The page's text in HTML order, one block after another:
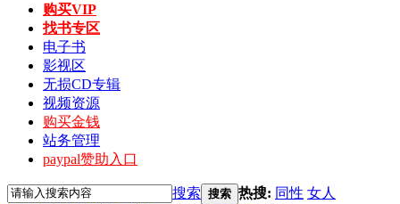
购买VIP
找书专区
电子书
影视区
无损CD专辑
视频资源
购买金钱
站务管理
paypal赞助入口
搜索 搜索 热搜: 同性 女人